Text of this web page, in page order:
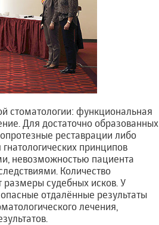
стоматологии: функциональная
Для достаточно образованных
реставрации либо
принципов
невозможностью пациента
Количество
размеры судебных исков. У
отдалённые результаты
лечения,